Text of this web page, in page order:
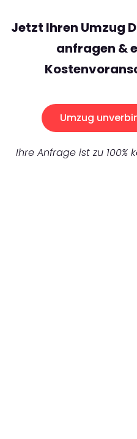
Jetzt Ihren Umzug
anfragen &
Umzug
Ihre Anfrage ist zu 100%